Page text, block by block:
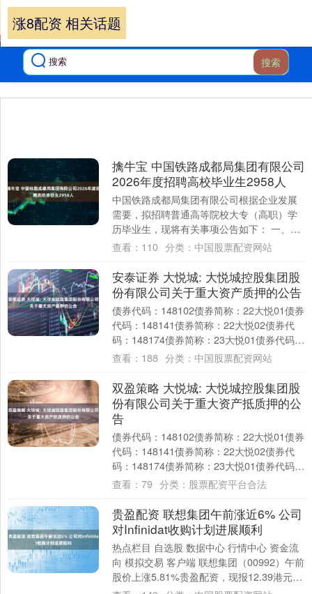
搜索
涨8配资 相关话题
擒牛宝 中国铁路成都局集团有限公司
2026年度招聘高校毕业生2958人
中国铁路成都局集团有限公司根据企业发展
需要，拟招聘普通高等院校大专（高职）学
历毕业生，现将有关事项公告如下： 一、招
聘岗位要求 本次计划招聘2958人，招聘岗
查看： 110 分类： 中国股票配资网站
安泰证券 大悦城: 大悦城控股集团股
份有限公司关于重大资产质押的公告
债券代码：148102债券简称：22大悦01债券
代码：148141债券简称：22大悦02债券代
码：148174债券简称：23大悦01债券代码：
133991债券简....
查看： 188 分类： 中国股票配资网站
双盈策略 大悦城: 大悦城控股集团股
份有限公司关于重大资产抵质押的公
告
债券代码：148102债券简称：22大悦01债券
代码：148141债券简称：22大悦02债券代
码：148174债券简称：23大悦01债券代码：
133991债券简....
查看： 79 分类： 股票配资平台合法
贵盈配资 联想集团午前涨近6% 公司
对Infinidat收购计划进展顺利
热点栏目 自选股 数据中心 行情中心 资金流
向 模拟交易 客户端 联想集团（00992）午前
股价上涨5.81%贵盈配资，现报12.39港元，
成交额10.96亿港....